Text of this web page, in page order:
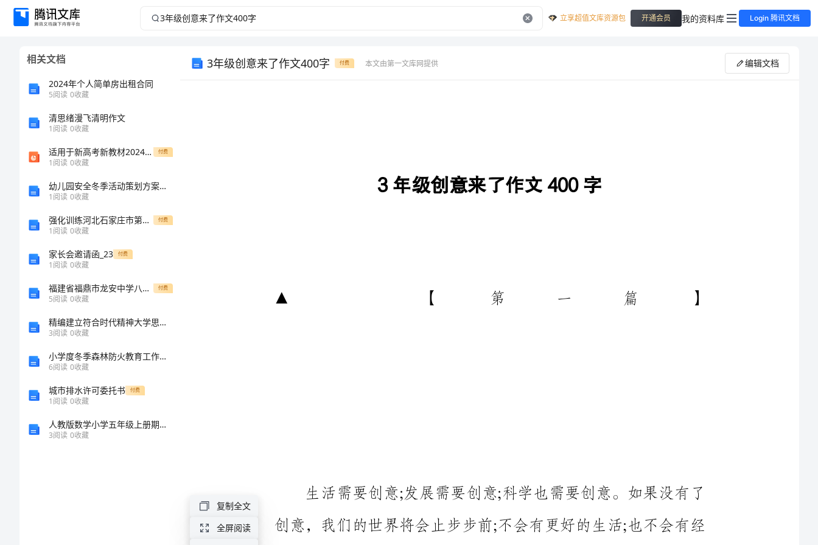
400
立享超值文库资源包 开通会员 我的资料库 Login 腾讯文档
相关文档
2024年个人简单房出租合同
5阅读 0收藏
清思绪漫飞清明作文
1阅读 0收藏
适用于新高考新教材2024版高考物理二轮复习题型专项练选择题专项练二课件 付费
1阅读 0收藏
幼儿园安全冬季活动策划方案五篇
1阅读 0收藏
强化训练河北石家庄市第二十三中数学七年级下册第四章因式分解定向测试试卷（含答案详解） 付费
1阅读 0收藏
家长会邀请函_23 付费
1阅读 0收藏
福建省福鼎市龙安中学八级数学上学期期中试题 新人教版 付费
5阅读 0收藏
精编建立符合时代精神大学思想政治教育体制
3阅读 0收藏
小学度冬季森林防火教育工作总结
6阅读 0收藏
城市排水许可委托书 付费
1阅读 0收藏
人教版数学小学五年级上册期末测试卷附参考答案（精练）
3阅读 0收藏
3年级创意来了作文400字 付费 本文由第一文库网提供 编辑文档
复制全文
全屏阅读